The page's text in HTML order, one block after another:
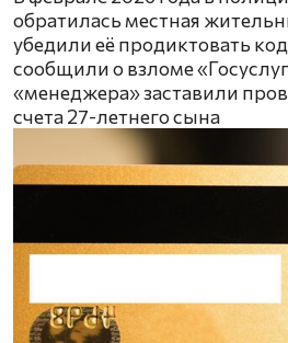
обратилась местная
убедили её продиктовать
сообщили о взломе
«менеджера» заставили
счета 27-летнего сына